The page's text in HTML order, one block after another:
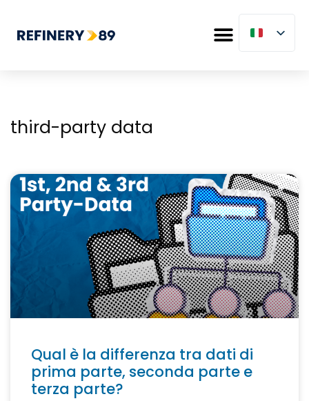
third-party data
Qual è la differenza tra dati di
prima parte, seconda parte e
terza parte?